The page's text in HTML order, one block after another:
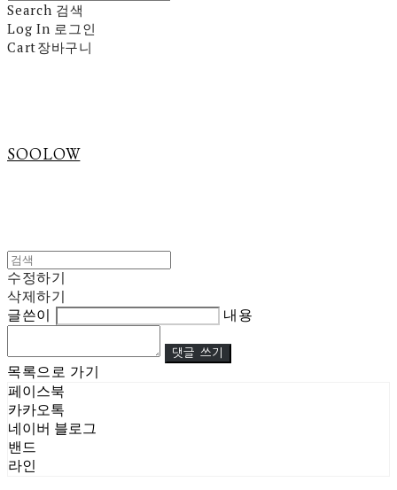
Search 검색
Log In 로그인
Cart장바구니
SOOLOW
수정하기
삭제하기
글쓴이
내용
댓글 쓰기
목록으로 가기
페이스북
카카오톡
네이버 블로그
밴드
라인